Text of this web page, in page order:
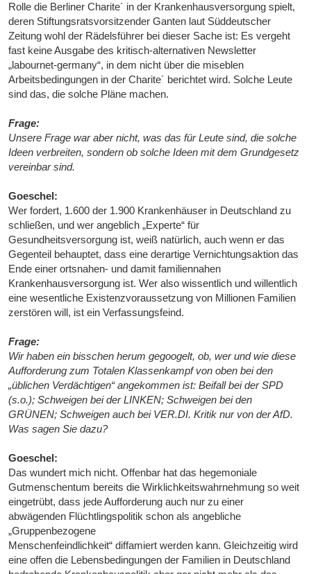
Rolle die Berliner Charite´ in der Krankenhausversorgung spielt,
deren Stiftungsratsvorsitzender Ganten laut Süddeutscher
Zeitung wohl der Rädelsführer bei dieser Sache ist: Es vergeht
fast keine Ausgabe des kritisch-alternativen Newsletter
„labournet-germany“, in dem nicht über die miseblen
Arbeitsbedingungen in der Charite´ berichtet wird. Solche Leute
sind das, die solche Pläne machen.
Frage:
Unsere Frage war aber nicht, was das für Leute sind, die solche
Ideen verbreiten, sondern ob solche Ideen mit dem Grundgesetz
vereinbar sind.
Goeschel:
Wer fordert, 1.600 der 1.900 Krankenhäuser in Deutschland zu
schließen, und wer angeblich „Experte“ für
Gesundheitsversorgung ist, weiß natürlich, auch wenn er das
Gegenteil behauptet, dass eine derartige Vernichtungsaktion das
Ende einer ortsnahen- und damit familiennahen
Krankenhausversorgung ist. Wer also wissentlich und willentlich
eine wesentliche Existenzvoraussetzung von Millionen Familien
zerstören will, ist ein Verfassungsfeind.
Frage:
Wir haben ein bisschen herum gegoogelt, ob, wer und wie diese
Aufforderung zum Totalen Klassenkampf von oben bei den
„üblichen Verdächtigen“ angekommen ist: Beifall bei der SPD
(s.o.); Schweigen bei der LINKEN; Schweigen bei den
GRÜNEN; Schweigen auch bei VER.DI. Kritik nur von der AfD.
Was sagen Sie dazu?
Goeschel:
Das wundert mich nicht. Offenbar hat das hegemoniale
Gutmenschentum bereits die Wirklichkeitswahrnehmung so weit
eingetrübt, dass jede Aufforderung auch nur zu einer
abwägenden Flüchtlingspolitik schon als angebliche
„Gruppenbezogene
Menschenfeindlichkeit“ diffamiert werden kann. Gleichzeitig wird
eine offen die Lebensbedingungen der Familien in Deutschland